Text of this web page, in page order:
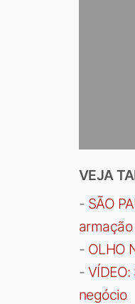
VEJA
- SÃO
armação
- OLHO
-
negócio